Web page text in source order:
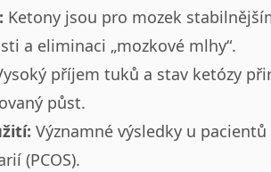
Ketony jsou pro mozek
a eliminaci „mozkové mlhy“.
příjem tuků a stav ketózy
půst.
Významné výsledky u
(PCOS).